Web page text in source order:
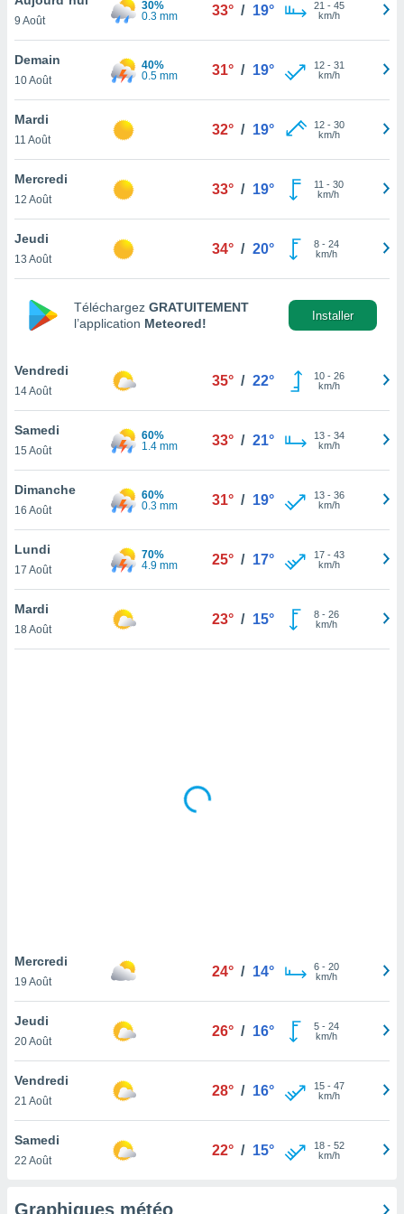
et
»,
au
vous
qu'ils
ou
le
ainsi
un
la
du
votre
à
en
le
notre
que
et que
9 Août
30%
0.3 mm
33° / 19° 21 - 45
km/h
Demain
10 Août
40%
0.5 mm
31° / 19° 12- 31
km/h
Mardi
11 Août
32° / 19° 12- 30
km/h
Mercredi
12 Août
33° / 19° 11 - 30
km/h
Jeudi
13 Août
34° / 20° 8- 24
km/h
Téléchargez GRATUITEMENT
l’application Meteored!
Installer
Vendredi
14 Août
35° / 22° 10- 26
km/h
Samedi
15 Août
60%
1.4 mm
33° / 21° 13- 34
km/h
Dimanche
16 Août
60%
0.3 mm
31° / 19° 13- 36
km/h
Lundi
17 Août
70%
4.9 mm
25° / 17° 17- 43
km/h
Mardi
18 Août
23° / 15° 8- 26
km/h
Mercredi
19 Août
24° / 14° 6- 20
km/h
Jeudi
20 Août
26° / 16° 5- 24
km/h
Vendredi
21 Août
28° / 16° 15- 47
km/h
Samedi
22 Août
22° / 15° 18- 52
km/h
Graphiques météo